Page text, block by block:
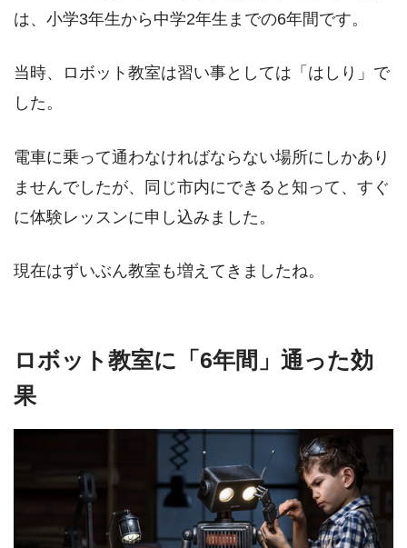
は、小学3年生から中学2年生までの6年間です。
当時、ロボット教室は習い事としては「はしり」で
した。
電車に乗って通わなければならない場所にしかあり
ませんでしたが、同じ市内にできると知って、すぐ
に体験レッスンに申し込みました。
現在はずいぶん教室も増えてきましたね。
ロボット教室に「6年間」通った効
果